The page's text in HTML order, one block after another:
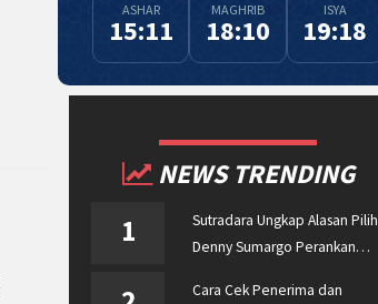
ASHAR
15:11
MAGHRIB
18:10
ISYA
19:18
NEWS TRENDING
1
Sutradara Ungkap Alasan Pilih
Denny Sumargo Perankan
Cara Cek Penerima dan